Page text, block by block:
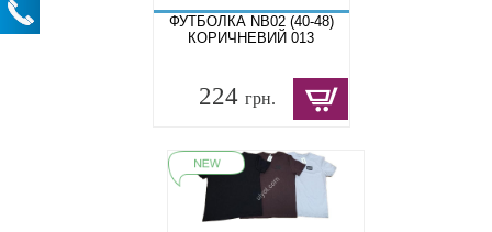
ФУТБОЛКА NB02 (40-48)
КОРИЧНЕВИЙ 013
224 грн.